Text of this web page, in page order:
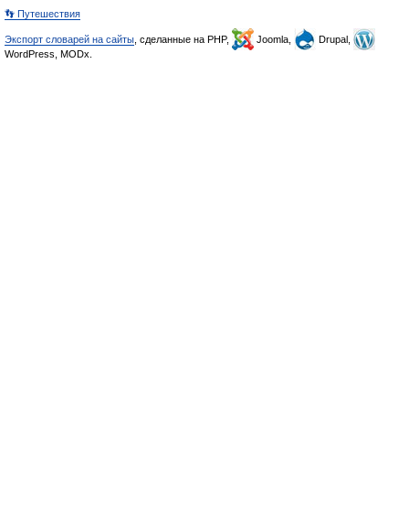
👣 Путешествия
Экспорт словарей на сайты , сделанные на PHP, Joomla,
Drupal,
WordPress, MODx.